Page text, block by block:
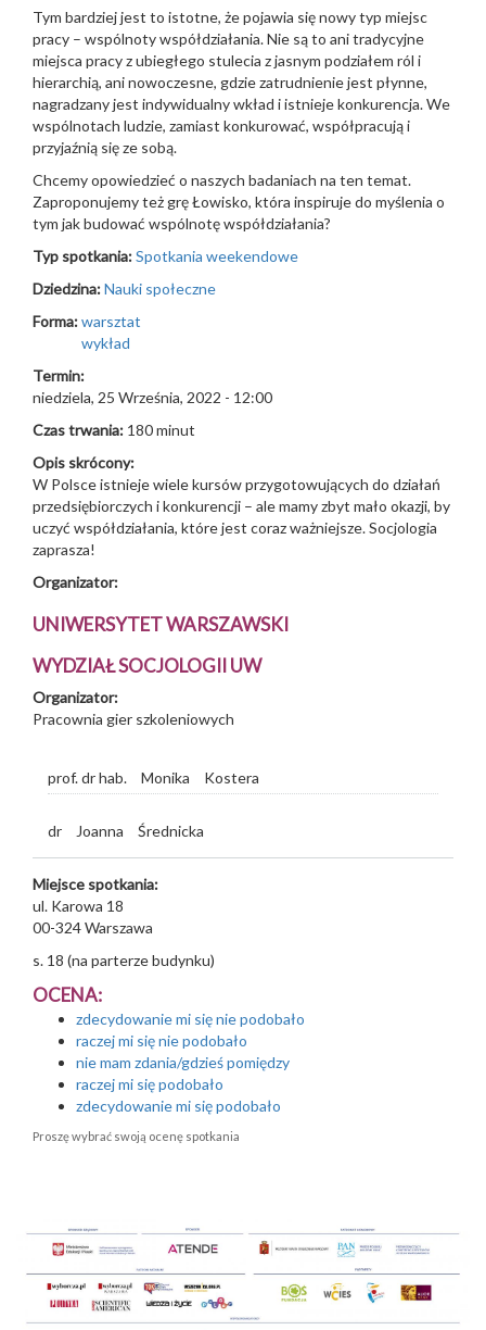
Tym bardziej jest to istotne, że pojawia się nowy typ miejsc
pracy – wspólnoty współdziałania. Nie są to ani tradycyjne
miejsca pracy z ubiegłego stulecia z jasnym podziałem ról i
hierarchią, ani nowoczesne, gdzie zatrudnienie jest płynne,
nagradzany jest indywidualny wkład i istnieje konkurencja. We
wspólnotach ludzie, zamiast konkurować, współpracują i
przyjaźnią się ze sobą.
Chcemy opowiedzieć o naszych badaniach na ten temat.
Zaproponujemy też grę Łowisko, która inspiruje do myślenia o
tym jak budować wspólnotę współdziałania?
Typ spotkania:Spotkania weekendowe
Dziedzina:Nauki społeczne
Forma:warsztat
wykład
Termin:
niedziela, 25 Września, 2022 - 12:00
Czas trwania: 180 minut
Opis skrócony:
W Polsce istnieje wiele kursów przygotowujących do działań
przedsiębiorczych i konkurencji – ale mamy zbyt mało okazji, by
uczyć współdziałania, które jest coraz ważniejsze. Socjologia
zaprasza!
Organizator:
UNIWERSYTET WARSZAWSKI
WYDZIAŁ SOCJOLOGII UW
Organizator:
Pracownia gier szkoleniowych
prof. dr hab. Monika Kostera
dr Joanna Średnicka
Miejsce spotkania:
ul. Karowa 18
00-324Warszawa
s. 18 (na parterze budynku)
OCENA:
zdecydowanie mi się nie podobało
raczej mi się nie podobało
nie mam zdania/gdzieś pomiędzy
raczej mi się podobało
zdecydowanie mi się podobało
Proszę wybrać swoją ocenę spotkania